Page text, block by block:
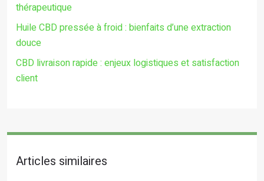
thérapeutique
Huile CBD pressée à froid : bienfaits d’une extraction
douce
CBD livraison rapide : enjeux logistiques et satisfaction
client
Articles similaires